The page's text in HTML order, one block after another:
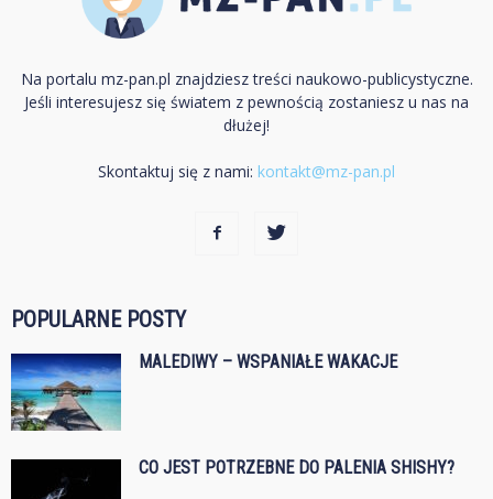
Na portalu mz-pan.pl znajdziesz treści naukowo-publicystyczne.
Jeśli interesujesz się światem z pewnością zostaniesz u nas na
dłużej!
Skontaktuj się z nami: kontakt@mz-pan.pl
POPULARNE POSTY
MALEDIWY – WSPANIAŁE WAKACJE
CO JEST POTRZEBNE DO PALENIA SHISHY?